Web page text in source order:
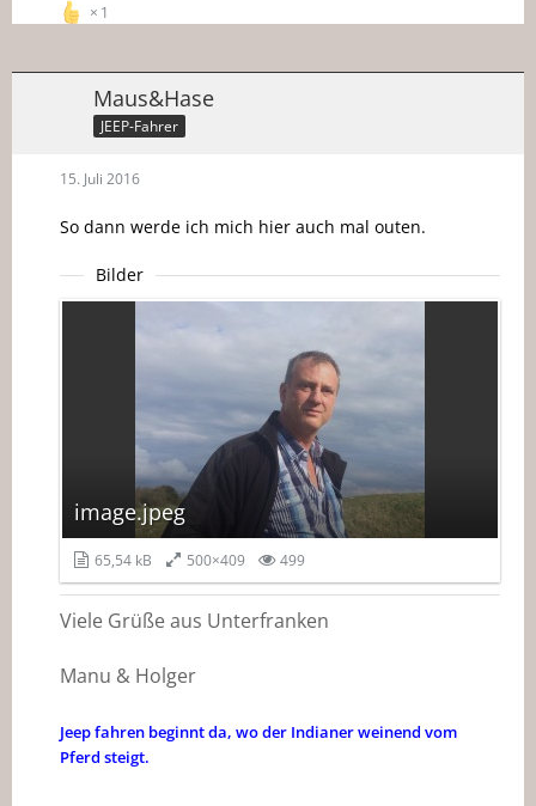
1
Maus&Hase
JEEP-Fahrer
15. Juli 2016
So dann werde ich mich hier auch mal outen.
Bilder
image.jpeg
65,54 kB 500×409 499
Viele Grüße aus Unterfranken
Manu & Holger
Jeep fahren beginnt da, wo der Indianer weinend vom
Pferd steigt.